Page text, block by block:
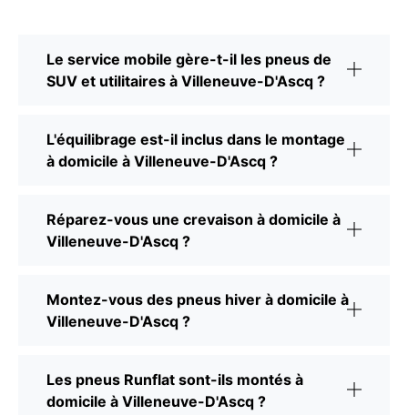
Le service mobile gère-t-il les pneus de
SUV et utilitaires à Villeneuve-D'Ascq ?
L'équilibrage est-il inclus dans le montage
à domicile à Villeneuve-D'Ascq ?
Réparez-vous une crevaison à domicile à
Villeneuve-D'Ascq ?
Montez-vous des pneus hiver à domicile à
Villeneuve-D'Ascq ?
Les pneus Runflat sont-ils montés à
domicile à Villeneuve-D'Ascq ?